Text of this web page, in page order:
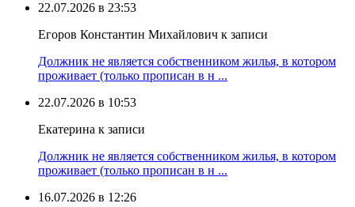
22.07.2026 в 23:53
Егоров Константин Михайлович к записи
Должник не является собственником жилья, в котором
проживает (только прописан в н ...
22.07.2026 в 10:53
Екатерина к записи
Должник не является собственником жилья, в котором
проживает (только прописан в н ...
16.07.2026 в 12:26